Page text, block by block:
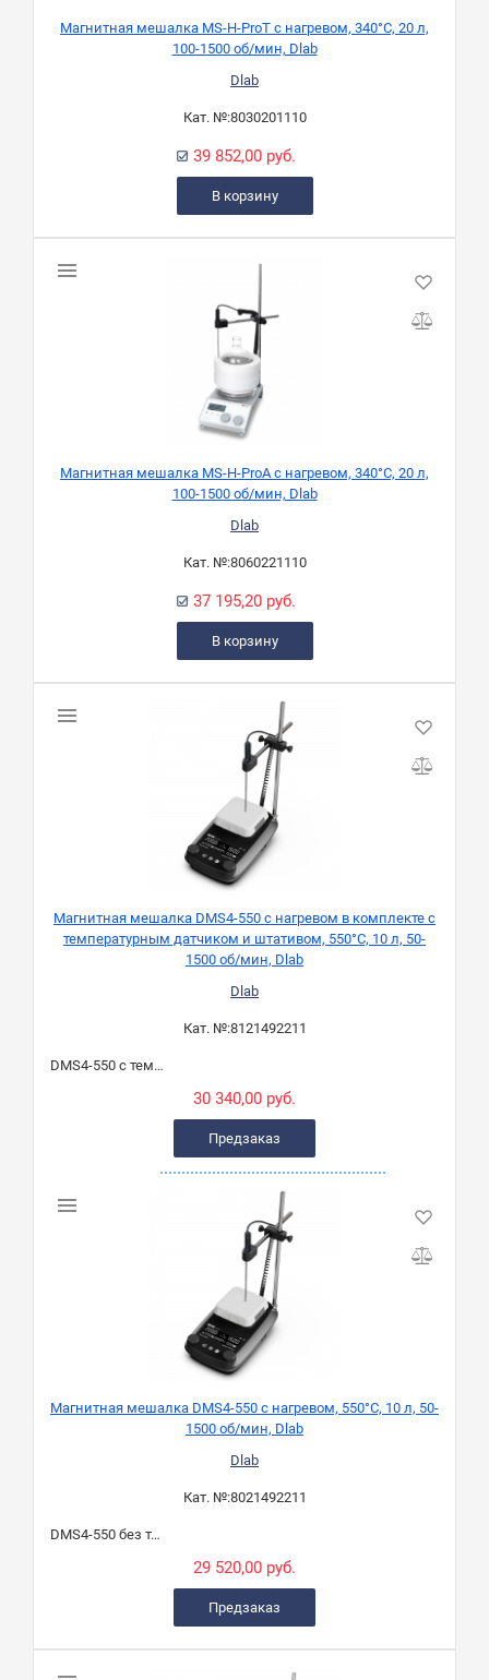
Магнитная мешалка MS-H-ProT с нагревом, 340°C, 20 л,
100-1500 об/мин, Dlab
Dlab
Кат. №:8030201110
39 852,00 руб.
В корзину
Магнитная мешалка MS-H-ProA с нагревом, 340°C, 20 л,
100-1500 об/мин, Dlab
Dlab
Кат. №:8060221110
37 195,20 руб.
В корзину
Магнитная мешалка DMS4-550 с нагревом в комплекте с
температурным датчиком и штативом, 550°C, 10 л, 50-
1500 об/мин, Dlab
Dlab
Кат. №:8121492211
DMS4-550 с темп. датч. и штат.
30 340,00 руб.
Предзаказ
Магнитная мешалка DMS4-550 с нагревом, 550°C, 10 л, 50-
1500 об/мин, Dlab
Dlab
Кат. №:8021492211
DMS4-550 без темп. датч. и штат.
29 520,00 руб.
Предзаказ